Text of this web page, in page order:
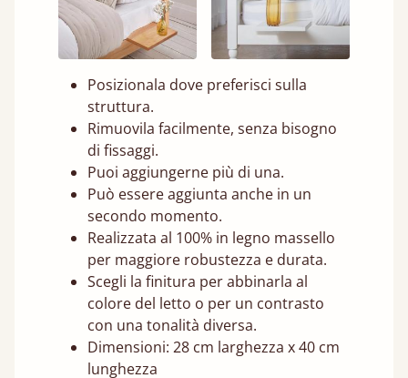
Posizionala dove preferisci sulla
struttura.
Rimuovila facilmente, senza bisogno
di fissaggi.
Puoi aggiungerne più di una.
Può essere aggiunta anche in un
secondo momento.
Realizzata al 100% in legno massello
per maggiore robustezza e durata.
Scegli la finitura per abbinarla al
colore del letto o per un contrasto
con una tonalità diversa.
Dimensioni: 28 cm larghezza x 40 cm
lunghezza